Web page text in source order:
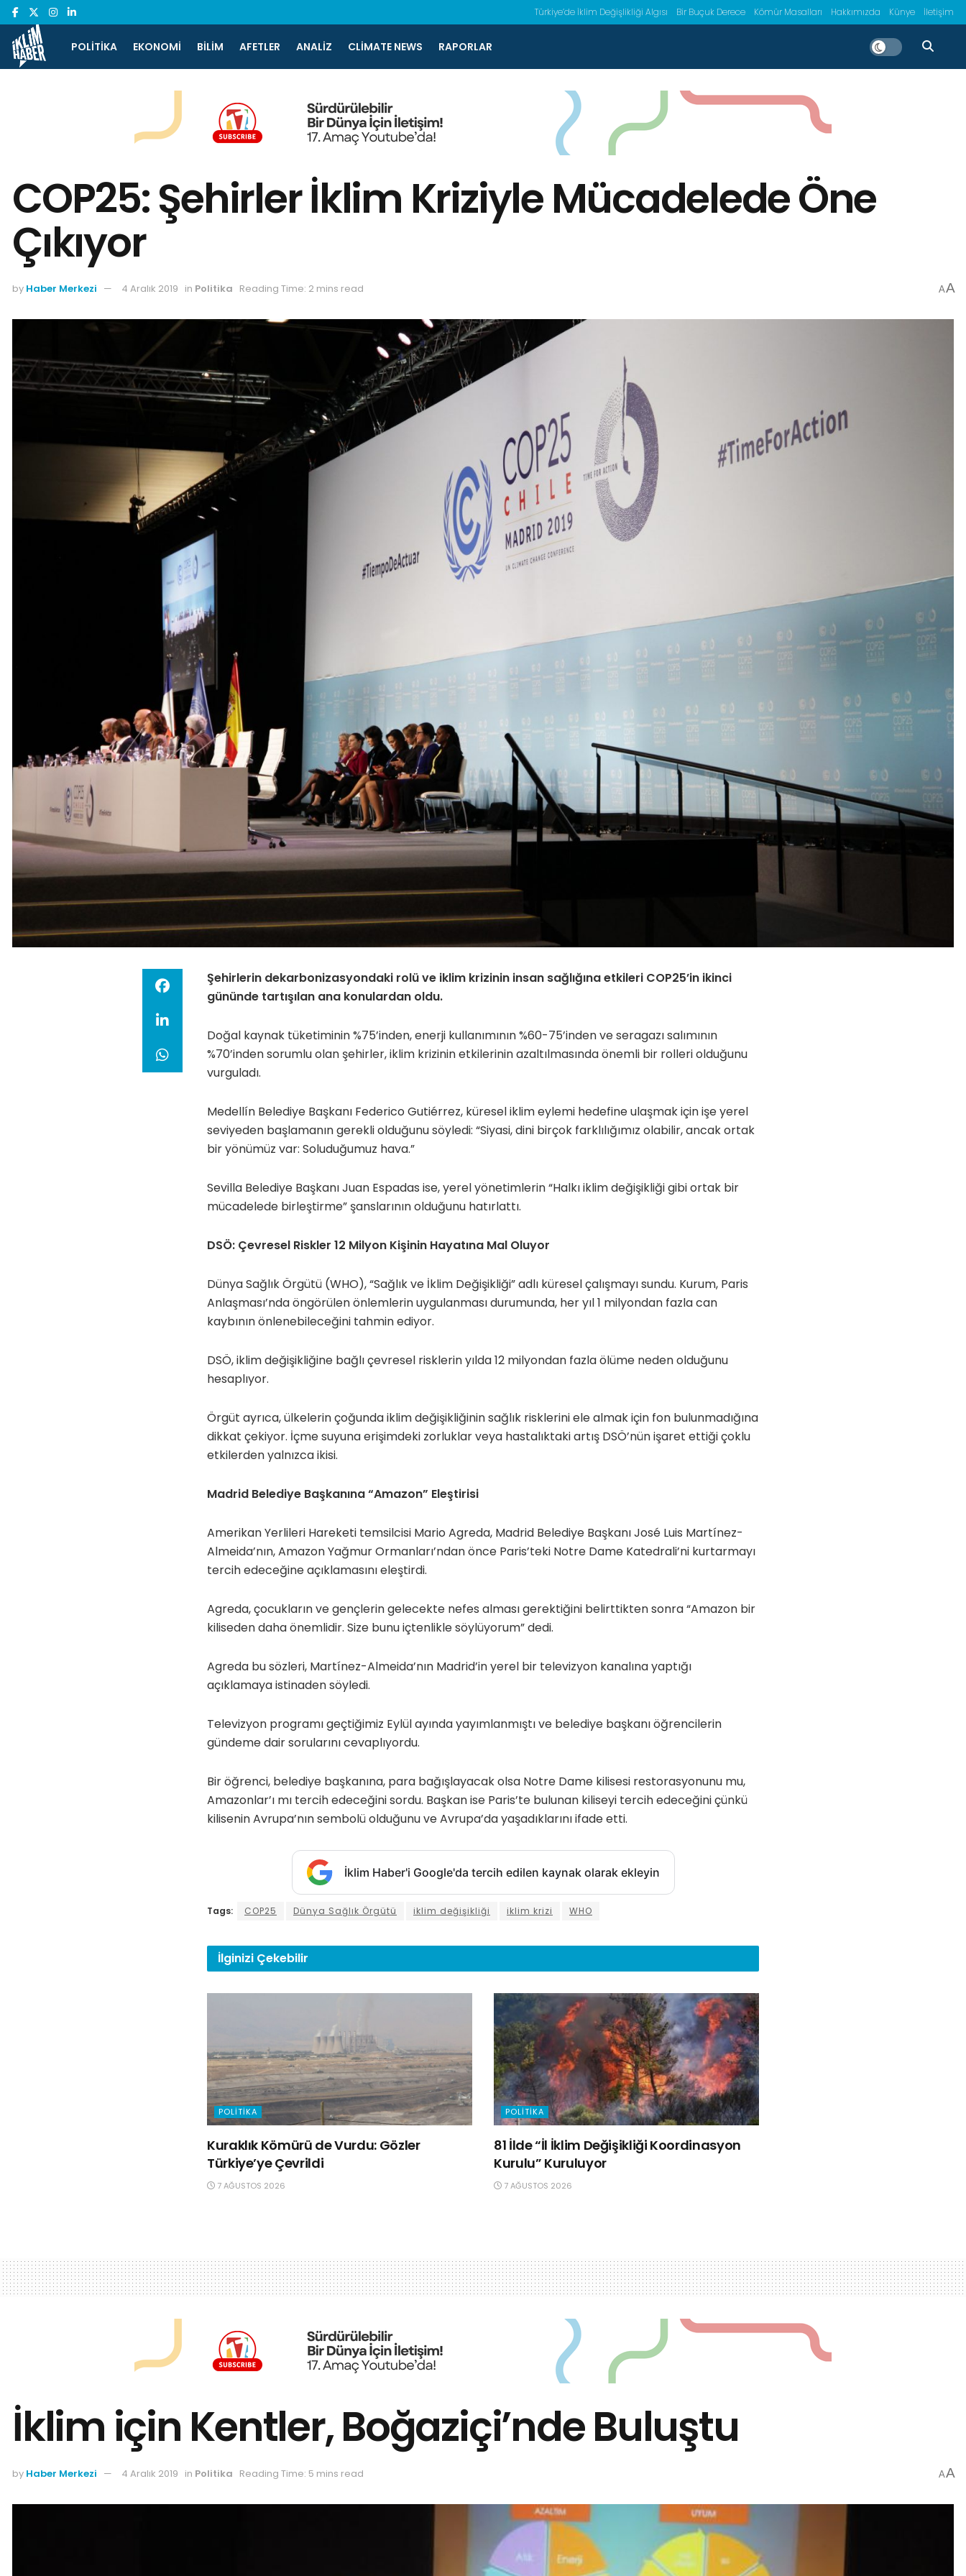
Türkiye’de İklim Değişlikliği Algısı Bir Buçuk Derece Kömür Masalları Hakkımızda Künye İletişim
POLITIKA EKONOMI BILIM AFETLER ANALIZ CLIMATE NEWS RAPORLAR
COP25: Şehirler İklim Kriziyle Mücadelede Öne
Çıkıyor
by Haber Merkezi 4 Aralık 2019 in Politika Reading Time: 2 mins read AA
Şehirlerin dekarbonizasyondaki rolü ve iklim krizinin insan sağlığına etkileri COP25’in ikinci
gününde tartışılan ana konulardan oldu.
Doğal kaynak tüketiminin %75’inden, enerji kullanımının %60-75’inden ve seragazı salımının
%70’inden sorumlu olan şehirler, iklim krizinin etkilerinin azaltılmasında önemli bir rolleri olduğunu
vurguladı.
Medellín Belediye Başkanı Federico Gutiérrez, küresel iklim eylemi hedefine ulaşmak için işe yerel
seviyeden başlamanın gerekli olduğunu söyledi: “Siyasi, dini birçok farklılığımız olabilir, ancak ortak
bir yönümüz var: Soluduğumuz hava.”
Sevilla Belediye Başkanı Juan Espadas ise, yerel yönetimlerin “Halkı iklim değişikliği gibi ortak bir
mücadelede birleştirme” şanslarının olduğunu hatırlattı.
DSÖ: Çevresel Riskler 12 Milyon Kişinin Hayatına Mal Oluyor
Dünya Sağlık Örgütü (WHO), “Sağlık ve İklim Değişikliği” adlı küresel çalışmayı sundu. Kurum, Paris
Anlaşması’nda öngörülen önlemlerin uygulanması durumunda, her yıl 1 milyondan fazla can
kaybının önlenebileceğini tahmin ediyor.
DSÖ, iklim değişikliğine bağlı çevresel risklerin yılda 12 milyondan fazla ölüme neden olduğunu
hesaplıyor.
Örgüt ayrıca, ülkelerin çoğunda iklim değişikliğinin sağlık risklerini ele almak için fon bulunmadığına
dikkat çekiyor. İçme suyuna erişimdeki zorluklar veya hastalıktaki artış DSÖ’nün işaret ettiği çoklu
etkilerden yalnızca ikisi.
Madrid Belediye Başkanına “Amazon” Eleştirisi
Amerikan Yerlileri Hareketi temsilcisi Mario Agreda, Madrid Belediye Başkanı José Luis Martínez-
Almeida’nın, Amazon Yağmur Ormanları’ndan önce Paris’teki Notre Dame Katedrali’ni kurtarmayı
tercih edeceğine açıklamasını eleştirdi.
Agreda, çocukların ve gençlerin gelecekte nefes alması gerektiğini belirttikten sonra “Amazon bir
kiliseden daha önemlidir. Size bunu içtenlikle söylüyorum” dedi.
Agreda bu sözleri, Martínez-Almeida’nın Madrid’in yerel bir televizyon kanalına yaptığı
açıklamaya istinaden söyledi.
Televizyon programı geçtiğimiz Eylül ayında yayımlanmıştı ve belediye başkanı öğrencilerin
gündeme dair sorularını cevaplıyordu.
Bir öğrenci, belediye başkanına, para bağışlayacak olsa Notre Dame kilisesi restorasyonunu mu,
Amazonlar’ı mı tercih edeceğini sordu. Başkan ise Paris’te bulunan kiliseyi tercih edeceğini çünkü
kilisenin Avrupa’nın sembolü olduğunu ve Avrupa’da yaşadıklarını ifade etti.
İklim Haber'i Google'da tercih edilen kaynak olarak ekleyin
Tags: COP25 Dünya Sağlık Örgütü iklim değişikliği iklim krizi WHO
İlginizi Çekebilir
POLITIKA
Kuraklık Kömürü de Vurdu: Gözler
Türkiye’ye Çevrildi
7 AĞUSTOS 2026
POLITIKA
81 İlde “İl İklim Değişikliği Koordinasyon
Kurulu” Kuruluyor
7 AĞUSTOS 2026
İklim için Kentler, Boğaziçi’nde Buluştu
by Haber Merkezi 4 Aralık 2019 in Politika Reading Time: 5 mins read AA